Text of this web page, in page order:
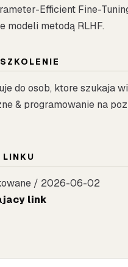
Efficient Fine-
modeli metodą RLHF.
do osob, ktore szukaja
& programowanie na
/ 2026-06-02
link